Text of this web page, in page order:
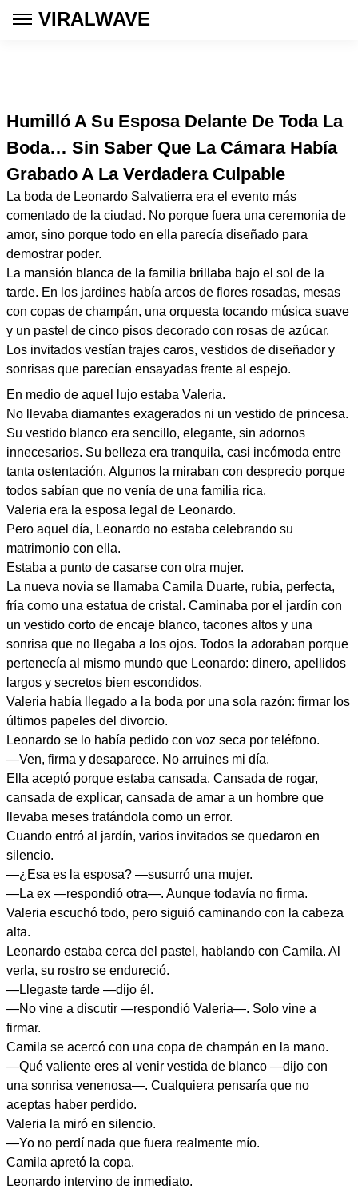
VIRALWAVE
Humilló A Su Esposa Delante De Toda La
Boda… Sin Saber Que La Cámara Había
Grabado A La Verdadera Culpable
La boda de Leonardo Salvatierra era el evento más
comentado de la ciudad. No porque fuera una ceremonia de
amor, sino porque todo en ella parecía diseñado para
demostrar poder.
La mansión blanca de la familia brillaba bajo el sol de la
tarde. En los jardines había arcos de flores rosadas, mesas
con copas de champán, una orquesta tocando música suave
y un pastel de cinco pisos decorado con rosas de azúcar.
Los invitados vestían trajes caros, vestidos de diseñador y
sonrisas que parecían ensayadas frente al espejo.
En medio de aquel lujo estaba Valeria.
No llevaba diamantes exagerados ni un vestido de princesa.
Su vestido blanco era sencillo, elegante, sin adornos
innecesarios. Su belleza era tranquila, casi incómoda entre
tanta ostentación. Algunos la miraban con desprecio porque
todos sabían que no venía de una familia rica.
Valeria era la esposa legal de Leonardo.
Pero aquel día, Leonardo no estaba celebrando su
matrimonio con ella.
Estaba a punto de casarse con otra mujer.
La nueva novia se llamaba Camila Duarte, rubia, perfecta,
fría como una estatua de cristal. Caminaba por el jardín con
un vestido corto de encaje blanco, tacones altos y una
sonrisa que no llegaba a los ojos. Todos la adoraban porque
pertenecía al mismo mundo que Leonardo: dinero, apellidos
largos y secretos bien escondidos.
Valeria había llegado a la boda por una sola razón: firmar los
últimos papeles del divorcio.
Leonardo se lo había pedido con voz seca por teléfono.
—Ven, firma y desaparece. No arruines mi día.
Ella aceptó porque estaba cansada. Cansada de rogar,
cansada de explicar, cansada de amar a un hombre que
llevaba meses tratándola como un error.
Cuando entró al jardín, varios invitados se quedaron en
silencio.
—¿Esa es la esposa? —susurró una mujer.
—La ex —respondió otra—. Aunque todavía no firma.
Valeria escuchó todo, pero siguió caminando con la cabeza
alta.
Leonardo estaba cerca del pastel, hablando con Camila. Al
verla, su rostro se endureció.
—Llegaste tarde —dijo él.
—No vine a discutir —respondió Valeria—. Solo vine a
firmar.
Camila se acercó con una copa de champán en la mano.
—Qué valiente eres al venir vestida de blanco —dijo con
una sonrisa venenosa—. Cualquiera pensaría que no
aceptas haber perdido.
Valeria la miró en silencio.
—Yo no perdí nada que fuera realmente mío.
Camila apretó la copa.
Leonardo intervino de inmediato.